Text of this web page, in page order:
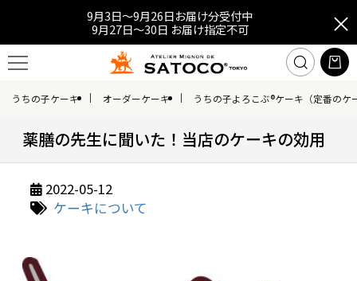
9月3日～9月26日お届け分受付中
9月27日～30日 お届け指定不可
うちの子ケーキ オーダーケーキ うちの子よろこぶ®ケーキ（定番のケ
薬膳の先生に聞いた！当店のケーキの効用
2022-05-12
ケーキについて